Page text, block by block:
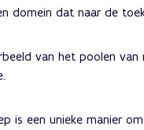
domein dat naar de
van het poolen van
is een unieke manier